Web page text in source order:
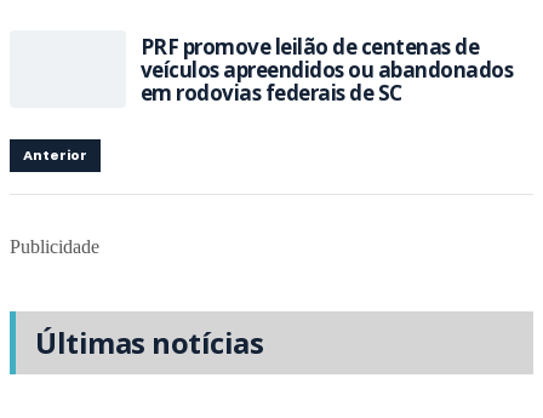
PRF promove leilão de centenas de
veículos apreendidos ou abandonados
em rodovias federais de SC
Anterior
Publicidade
Últimas notícias